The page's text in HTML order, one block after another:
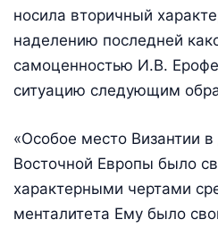
носила вторичный
наделению последней
самоценностью И.В.
ситуацию следующим
«Особое место Византии
Восточной Европы было
характерными чертами
менталитета Ему было